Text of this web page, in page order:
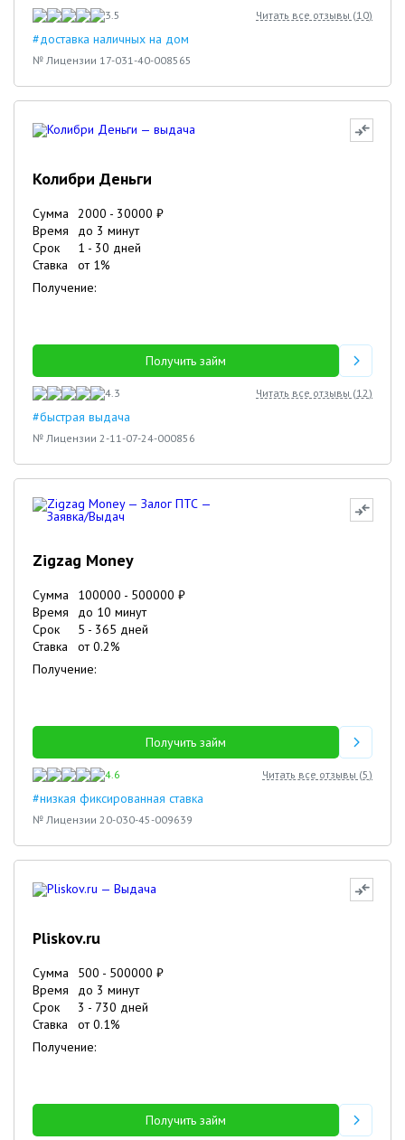
3.5 Читать все отзывы (10)
#доставка наличных на дом
№ Лицензии 17-031-40-008565
Колибри Деньги
Сумма 2000 - 30000 ₽
Время
до 3 минут
Срок
1 - 30 дней
Ставка
от 1%
Получение:
Получить займ
4.3 Читать все отзывы (12)
#быстрая выдача
№ Лицензии 2-11-07-24-000856
Zigzag Money
Сумма 100000 - 500000 ₽
Время
до 10 минут
Срок
5 - 365 дней
Ставка
от0.2%
Получение:
Получить займ
4.6 Читать все отзывы (5)
#низкая фиксированная ставка
№ Лицензии 20-030-45-009639
Pliskov.ru
Сумма 500 - 500000 ₽
Время
до 3 минут
Срок
3 - 730 дней
Ставка
от0.1%
Получение:
Получить займ